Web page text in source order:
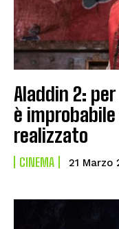
Aladdin 2:
è
realizzato
CINEMA 21 Marzo